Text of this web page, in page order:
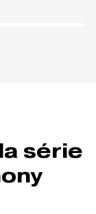
série